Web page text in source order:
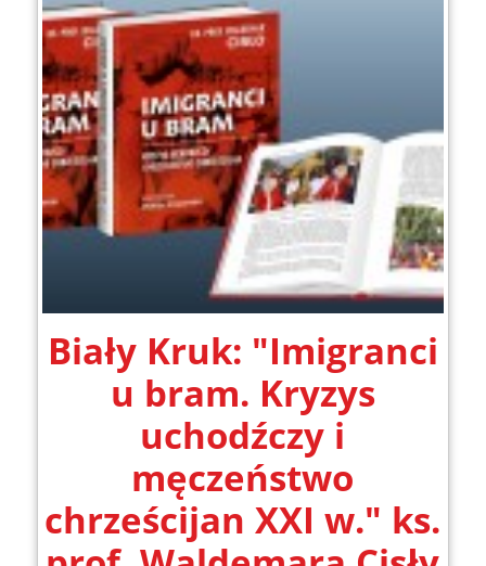
Biały Kruk: "Imigranci
u bram. Kryzys
uchodźczy i
męczeństwo
chrześcijan XXI w." ks.